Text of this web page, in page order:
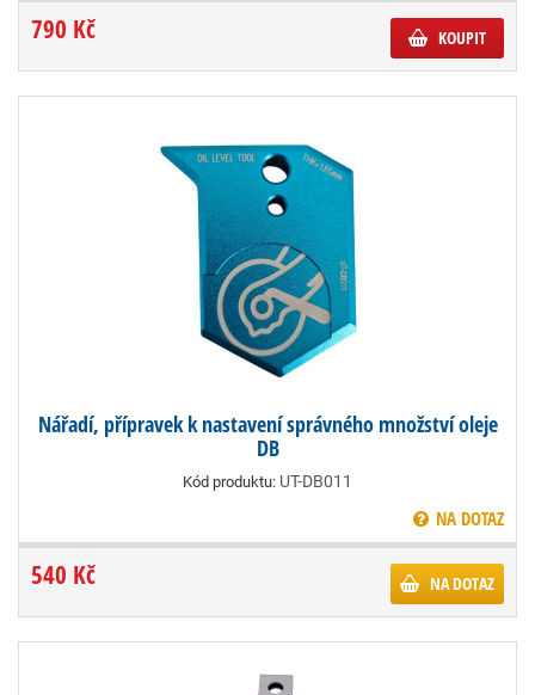
790 Kč KOUPIT
Nářadí, přípravek k nastavení správného množství oleje
DB
Kód produktu: UT-DB011
NA DOTAZ
540 Kč NA DOTAZ